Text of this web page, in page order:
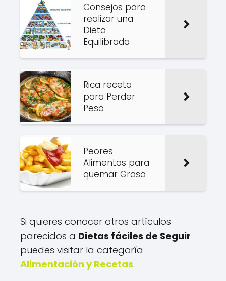
Consejos para
realizar una
Dieta
Equilibrada
Rica receta
para Perder
Peso
Peores
Alimentos para
quemar Grasa
Si quieres conocer otros artículos
parecidos a Dietas fáciles de Seguir
puedes visitar la categoría
Alimentación y Recetas.